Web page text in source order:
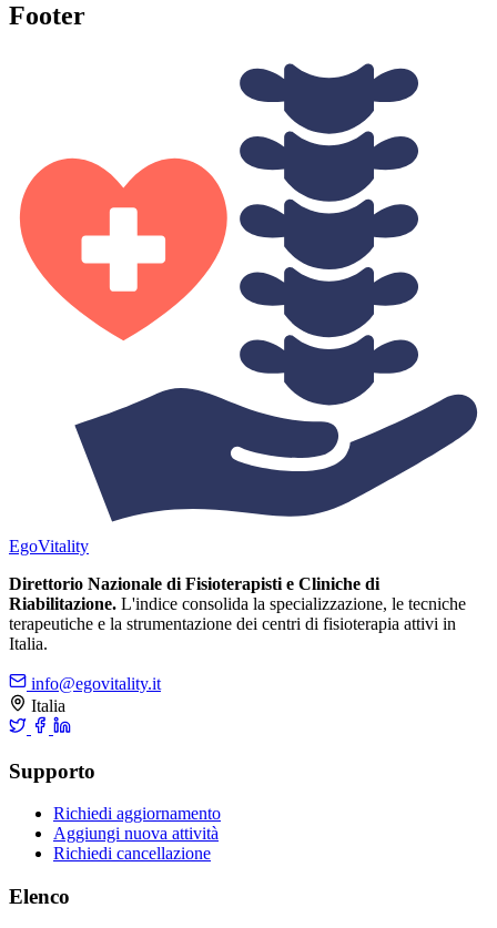
Footer
EgoVitality
Direttorio Nazionale di Fisioterapisti e Cliniche di
Riabilitazione. L'indice consolida la specializzazione, le tecniche
terapeutiche e la strumentazione dei centri di fisioterapia attivi in
Italia.
info@egovitality.it
Italia
Supporto
Richiedi aggiornamento
Aggiungi nuova attività
Richiedi cancellazione
Elenco